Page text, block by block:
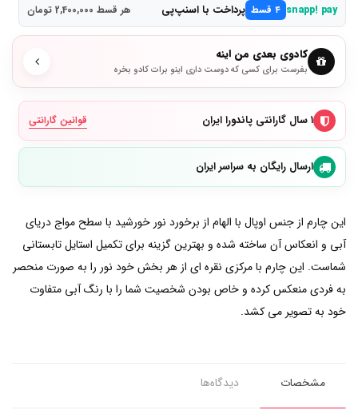
snapp! pay ۴ قسط پرداخت با اسنپ‌پی هر قسط 2,400,000 تومان
کادوی بعدی من اینه
بفرست برای کسی که دوست داری اینو برات کادو بخره
۱ سال گارانتی پاندورا ایران قوانین گارانتی
ارسال رایگان به سراسر ایران
این چارم از جنس اوپال با الهام از برخورد نور خورشید با سطح مواج دریای
آبی و انعکاس آن ساخته شده و بهترین گزینه برای تکمیل استایل تابستانی
شماست. این چارم با مرکزی نقره ای از هر بخش خود نور را به صورت منحصر
به فردی منعکس کرده و خاص بودن شخصیت شما را با رنگ آبی متفاوت
خود به تصویر می کشد.
مشخصات دیدگاه‌ها